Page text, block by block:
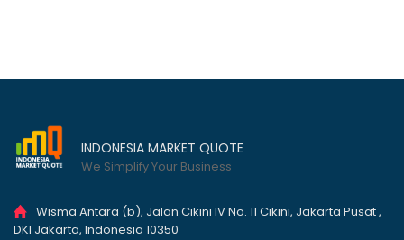
INDONESIA MARKET QUOTE
We Simplify Your Business
Wisma Antara (b), Jalan Cikini IV No. 11 Cikini, Jakarta Pusat ,
DKI Jakarta, Indonesia 10350